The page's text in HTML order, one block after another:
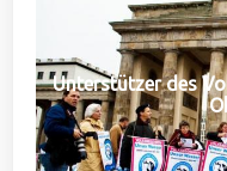
Unterstützer des